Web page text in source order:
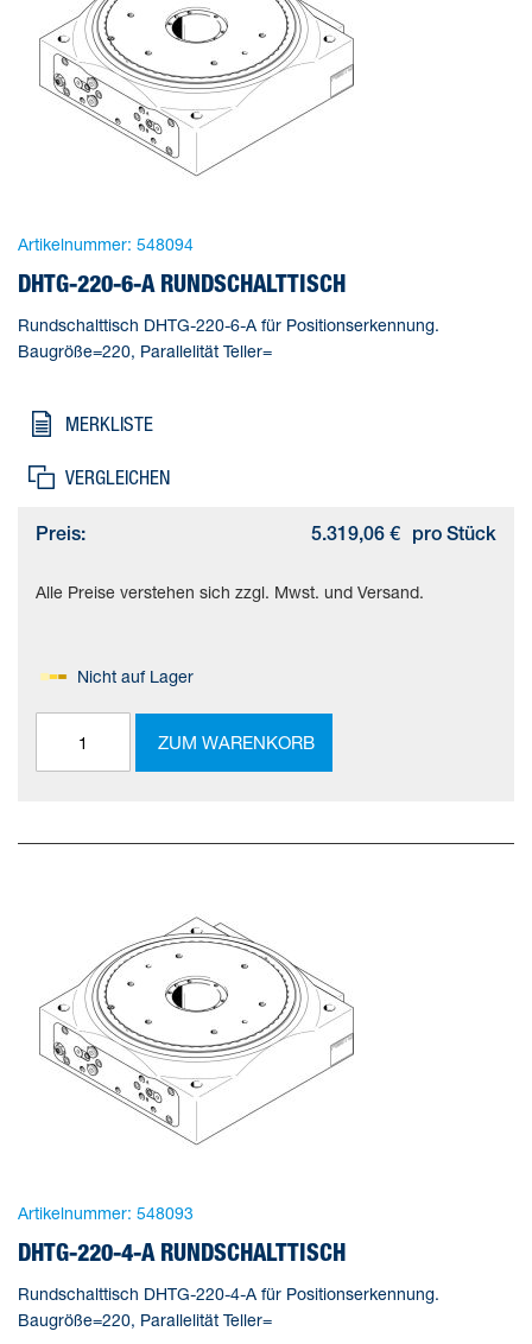
Artikelnummer: 548094
DHTG-220-6-A RUNDSCHALTTISCH
Rundschalttisch DHTG-220-6-A für Positionserkennung.
Baugröße=220, Parallelität Teller=
MERKLISTE
VERGLEICHEN
Preis: 5.319,06 € pro Stück
Alle Preise verstehen sich zzgl. Mwst. und Versand.
Nicht auf Lager
ZUM WARENKORB
Artikelnummer: 548093
DHTG-220-4-A RUNDSCHALTTISCH
Rundschalttisch DHTG-220-4-A für Positionserkennung.
Baugröße=220, Parallelität Teller=